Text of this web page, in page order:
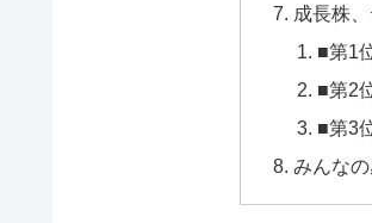
成長株
■第1
■第2
■第3
みんな